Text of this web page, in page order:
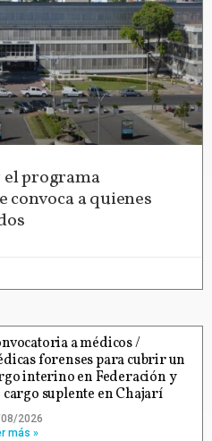
programa
convoca a quienes
a médicos /
forenses para cubrir un
interino en Federación y
cargo suplente en Chajarí
2026
más »